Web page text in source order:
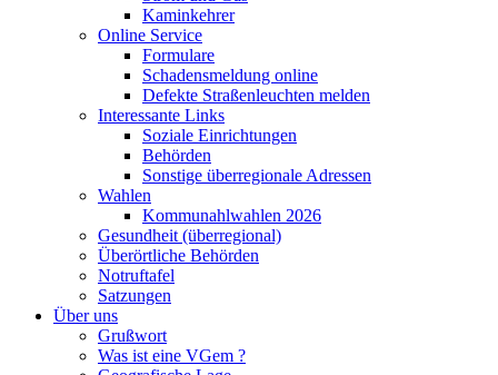
Kaminkehrer
Online Service
Formulare
Schadensmeldung online
Defekte Straßenleuchten melden
Interessante Links
Soziale Einrichtungen
Behörden
Sonstige überregionale Adressen
Wahlen
Kommunahlwahlen 2026
Gesundheit (überregional)
Überörtliche Behörden
Notruftafel
Satzungen
Über uns
Grußwort
Was ist eine VGem ?